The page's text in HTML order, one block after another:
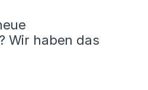
Wir haben das